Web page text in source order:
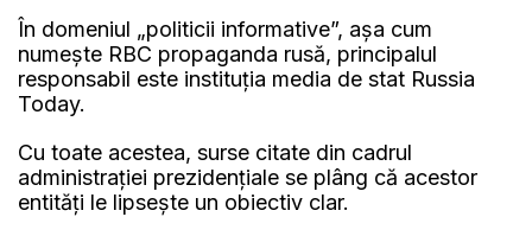
În domeniul „politicii informative”, aşa cum
numeşte RBC propaganda rusă, principalul
responsabil este instituţia media de stat Russia
Today.
Cu toate acestea, surse citate din cadrul
administraţiei prezidenţiale se plâng că acestor
entităţi le lipseşte un obiectiv clar.